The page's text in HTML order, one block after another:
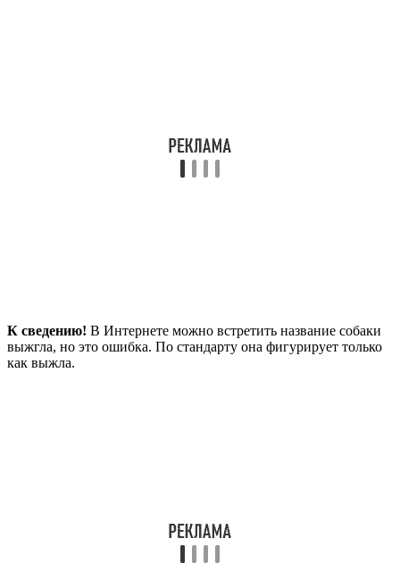
К сведению! В Интернете можно встретить название собаки
выжгла, но это ошибка. По стандарту она фигурирует только
как выжла.